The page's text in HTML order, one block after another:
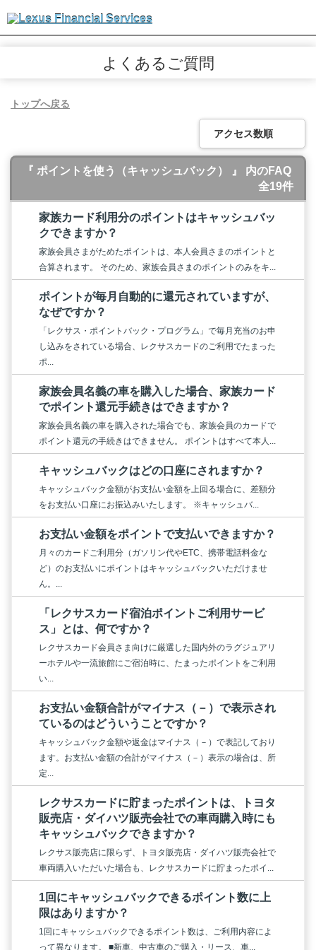
よくあるご質問
トップへ戻る
アクセス数順
『 ポイントを使う（キャッシュバック） 』 内のFAQ
全19件
家族カード利用分のポイントはキャッシュバッ
クできますか？
家族会員さまがためたポイントは、本人会員さまのポイントと
合算されます。 そのため、家族会員さまのポイントのみをキ...
ポイントが毎月自動的に還元されていますが、
なぜですか？
「レクサス・ポイントバック・プログラム」で毎月充当のお申
し込みをされている場合、レクサスカードのご利用でたまった
ポ...
家族会員名義の車を購入した場合、家族カード
でポイント還元手続きはできますか？
家族会員名義の車を購入された場合でも、家族会員のカードで
ポイント還元の手続きはできません。 ポイントはすべて本人...
キャッシュバックはどの口座にされますか？
キャッシュバック金額がお支払い金額を上回る場合に、差額分
をお支払い口座にお振込みいたします。 ※キャッシュバ...
お支払い金額をポイントで支払いできますか？
月々のカードご利用分（ガソリン代やETC、携帯電話料金な
ど）のお支払いにポイントはキャッシュバックいただけませ
ん。...
「レクサスカード宿泊ポイントご利用サービ
ス」とは、何ですか？
レクサスカード会員さま向けに厳選した国内外のラグジュアリ
ーホテルや一流旅館にご宿泊時に、たまったポイントをご利用
い...
お支払い金額合計がマイナス（－）で表示され
ているのはどういうことですか？
キャッシュバック金額や返金はマイナス（－）で表記しており
ます。お支払い金額の合計がマイナス（－）表示の場合は、所
定...
レクサスカードに貯まったポイントは、トヨタ
販売店・ダイハツ販売会社での車両購入時にも
キャッシュバックできますか？
レクサス販売店に限らず、トヨタ販売店・ダイハツ販売会社で
車両購入いただいた場合も、レクサスカードに貯まったポイ...
1回にキャッシュバックできるポイント数に上
限はありますか？
1回にキャッシュバックできるポイント数は、ご利用内容によ
って異なります。 ■新車、中古車のご購入・リース、車...